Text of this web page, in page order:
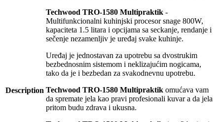
Description
Techwood TRO-1580 Multipraktik -
Multifunkcionalni kuhinjski procesor snage 800W,
kapaciteta 1.5 litara i opcijama sa seckanje, rendanje i
sečenje nezamenljiv je uređaj svake kuhinje.
Uređaj je jednostavan za upotrebu sa dvostrukim
bezbednosnim sistemom i neklizajućim nogicama,
tako da je i bezbedan za svakodnevnu upotrebu.
Techwood TRO-1580 Multipraktik omućava vam
da spremate jela kao pravi profesionali kuvar a da jela
pritom budu zdrava i ukusna.